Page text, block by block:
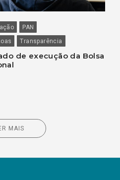
PAN
Transparência
de execução da Bolsa
MAIS